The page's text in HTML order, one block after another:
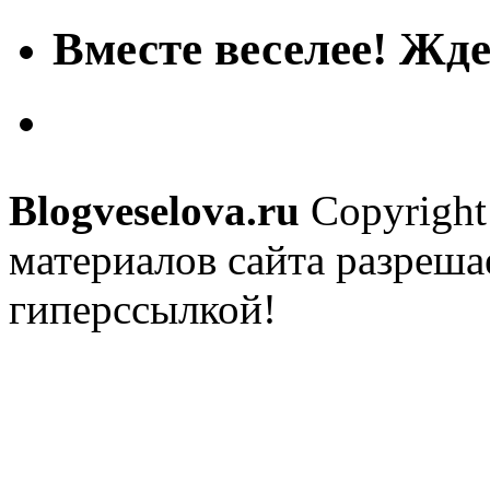
Вместе веселее!
Blogveselova.ru
материалов сайта
гиперссылкой!